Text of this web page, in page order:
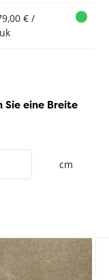
€ /
Sie eine Breite
cm